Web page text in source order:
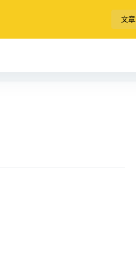
文章